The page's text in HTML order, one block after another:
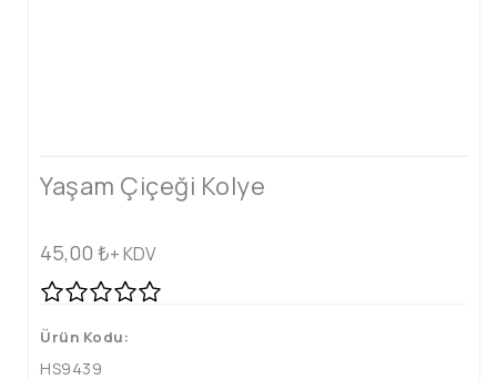
Yaşam Çiçeği Kolye
45,00 ₺+ KDV
Ürün Kodu:
HS9439